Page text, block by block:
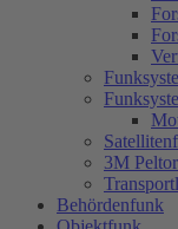
3M
Behördenfunk